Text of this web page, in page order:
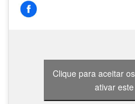
Clique para aceitar
ativar